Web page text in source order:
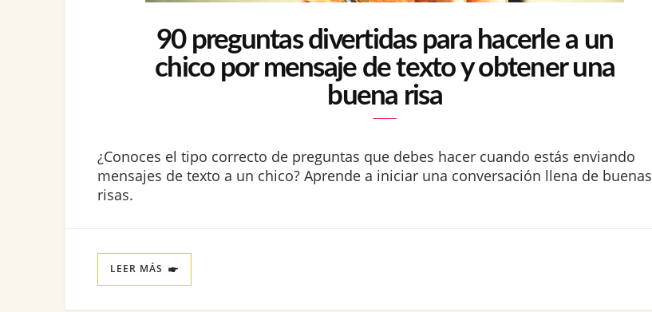
90 preguntas divertidas para hacerle a un
chico por mensaje de texto y obtener una
buena risa
¿Conoces el tipo correcto de preguntas que debes hacer cuando estás enviando
mensajes de texto a un chico? Aprende a iniciar una conversación llena de buenas
risas.
LEER MÁS